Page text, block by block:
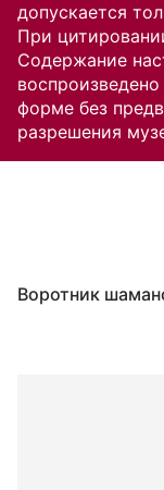
допускается
При
Содержание
форме без
разрешения
Воротник